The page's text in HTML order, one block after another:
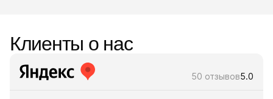
Клиенты о нас
50 отзывов5.0